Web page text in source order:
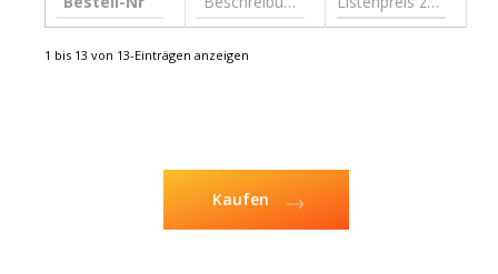
1 bis 13 von 13-Einträgen anzeigen
Kaufen